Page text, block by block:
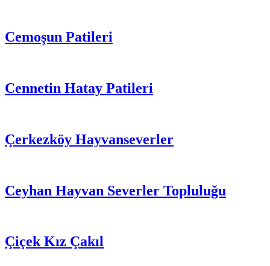
Cemoşun Patileri
Cennetin Hatay Patileri
Çerkezköy Hayvanseverler
Ceyhan Hayvan Severler Topluluğu
Çiçek Kız Çakıl